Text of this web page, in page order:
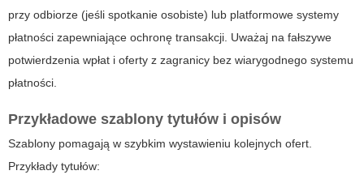
przy odbiorze (jeśli spotkanie osobiste) lub platformowe systemy
płatności zapewniające ochronę transakcji. Uważaj na fałszywe
potwierdzenia wpłat i oferty z zagranicy bez wiarygodnego systemu
płatności.
Przykładowe szablony tytułów i opisów
Szablony pomagają w szybkim wystawieniu kolejnych ofert.
Przykłady tytułów: